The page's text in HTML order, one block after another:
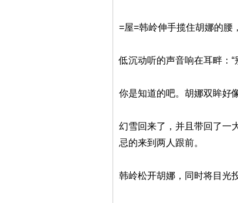
=屋=韩岭伸手揽住胡娜的腰
低沉动听的声音响在耳畔：
你是知道的吧。胡娜双眸好
幻雪回来了，并且带回了一
忌的来到两人跟前。
韩岭松开胡娜，同时将目光